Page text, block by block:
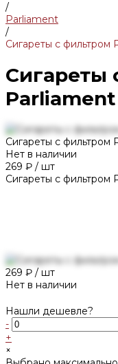
/
Parliament
/
Сигареты с фильтром
Сигареты
Сигареты с фильтром
Нет в наличии
269 ₽ / шт
Сигареты с фильтром
269 ₽ / шт
Нет в наличии
Нашли дешевле?
-
+
×